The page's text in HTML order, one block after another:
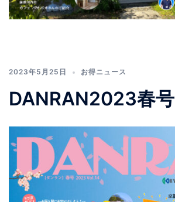
2023年5月25日 お得ニュース
DANRAN2023春号